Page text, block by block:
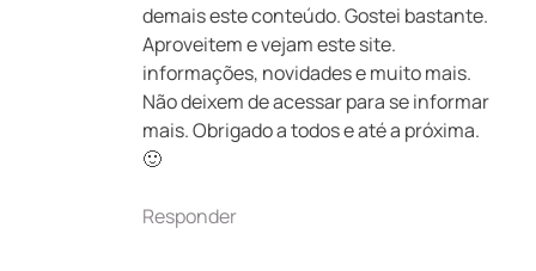
demais este conteúdo. Gostei bastante.
Aproveitem e vejam este site.
informações, novidades e muito mais.
Não deixem de acessar para se informar
mais. Obrigado a todos e até a próxima.
🙂
Responder